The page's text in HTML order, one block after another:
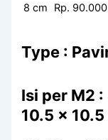
8 cm
Rp. 90.000
Type :
Isi per M2
10.5 x 10.5